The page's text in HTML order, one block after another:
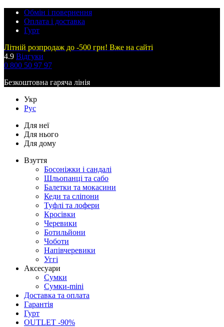
Обмін і повернення
Оплата і доставка
Гурт
Літній розпродаж до -500 грн! Вже на сайті
4.9 Відгуки
0 800 50 97 97
Безкоштовна гаряча лінія
Укр
Рус
Для неї
Для нього
Для дому
Взуття
Босоніжки і сандалі
Шльопанці та сабо
Балетки та мокасини
Кеди та сліпони
Туфлі та лофери
Кросівки
Черевики
Ботильйони
Чоботи
Напівчеревики
Уггі
Аксесуари
Сумки
Сумки-mini
Доставка та оплата
Гарантія
Гурт
OUTLET -90%